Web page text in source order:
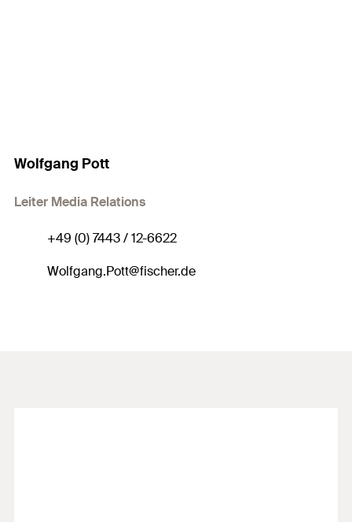
Wolfgang Pott
Leiter Media Relations
+49 (0) 7443 / 12-6622
Wolfgang.Pott@fischer.de